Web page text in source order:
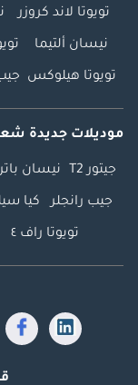
تويوتا لاند كروزر
نيسان ألتيما
تويوتا هيلوكس
موديلات جديدة
جيتور T2 نيسان
جيب رانجلر كيا
تويوتا راف ٤